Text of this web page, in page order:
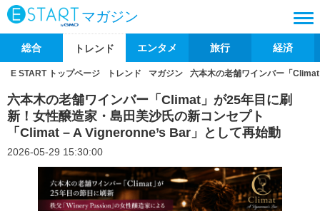
マガジン
総合 トレンド エンタメ 旅行 経済
E START トップページ トレンド マガジン 六本木の老舗ワインバー「
六本木の老舗ワインバー「Climat」が25年目に刷
新！女性醸造家・島田美沙氏の新コンセプト
「Climat – A Vigneronne’s Bar」として再始動
2026-05-29 15:30:00